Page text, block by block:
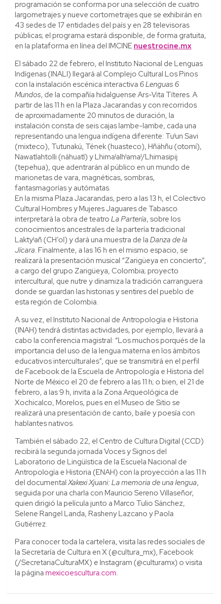
programación se conforma por una selección de cuatro
largometrajes y nueve cortometrajes que se exhibirán en
43 sedes de 17 entidades del país y en 28 televisoras
públicas; el programa estará disponible, de forma gratuita,
en la plataforma en línea del IMCINE nuestrocine.mx
El sábado 22 de febrero, el Instituto Nacional de Lenguas
Indígenas (INALI) llegará al Complejo Cultural Los Pinos
con la instalación escénica interactiva 6 Lenguas 6
Mundos, de la compañía hidalguense Ars-Vita Títeres. A
partir de las 11 h en la Plaza Jacarandas y con recorridos
de aproximadamente 20 minutos de duración, la
instalación consta de seis cajas lambe-lambe, cada una
representando una lengua indígena diferente: Tuˡun Savi
(mixteco), Tutunakú, Tének (huasteco), Hñähñu (otomí),
Nawatlahtolli (náhuatl) y Lhimaˡalhˡamaˡ/Lhimasipij
(tepehua), que adentrarán al público en un mundo de
marionetas de vara, magnéticas, sombras,
fantasmagorías y autómatas.
En la misma Plaza Jacarandas, pero a las 13 h, el Colectivo
Cultural Hombres y Mujeres Jaguares de Tabasco
interpretará la obra de teatro La Partería, sobre los
conocimientos ancestrales de la partería tradicional
Laktyˡañ (CH’ol) y dará una muestra de la Danza de la
Jícara. Finalmente, a las 16 h en el mismo espacio, se
realizará la presentación musical “Zarigüeya en concierto”,
a cargo del grupo Zarigüeya, Colombia; proyecto
intercultural, que nutre y dinamiza la tradición carranguera
donde se guardan las historias y sentires del pueblo de
esta región de Colombia.
A su vez, el Instituto Nacional de Antropología e Historia
(INAH) tendrá distintas actividades, por ejemplo, llevará a
cabo la conferencia magistral: “Los muchos porqués de la
importancia del uso de la lengua materna en los ámbitos
educativos interculturales”, que se transmitirá en el perfil
de Facebook de la Escuela de Antropología e Historia del
Norte de México el 20 de febrero a las 11 h; o bien, el 21 de
febrero, a las 9 h, invita a la Zona Arqueológica de
Xochicalco, Morelos, pues en el Museo de Sitio se
realizará una presentación de canto, baile y poesía con
hablantes nativos.
También el sábado 22, el Centro de Cultura Digital (CCD)
recibirá la segunda jornada Voces y Signos del
Laboratorio de Lingüística de la Escuela Nacional de
Antropología e Historia (ENAH) con la proyección a las 11 h
del documentalXakexi Xjuani: La memoria de una lengua,
seguida por una charla con Mauricio Sereno Villaseñor,
quien dirigió la película junto a Marco Tulio Sánchez,
Selene Rangel Landa, Rasheny Lazcano y Paola
Gutiérrez.
Para conocer toda la cartelera, visita las redes sociales de
la Secretaría de Cultura en X (@cultura_mx), Facebook
(/SecretariaCulturaMX) e Instagram (@culturamx) o visita
la página mexicoescultura.com.